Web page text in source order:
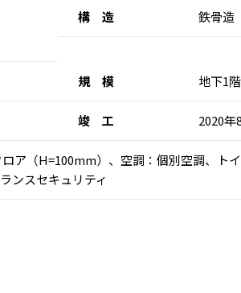
構 造 鉄骨造
規 模 地下1
竣 工 2020年
ロア（H=100mm）、空調：個別空調、
ンスセキュリティ